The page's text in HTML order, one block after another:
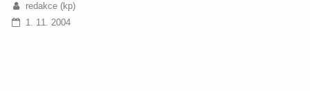
redakce (kp)
1. 11. 2004